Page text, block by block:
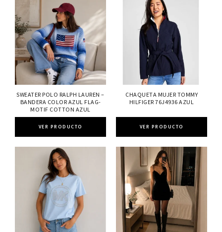
SWEATER POLO RALPH LAUREN –
BANDERA COLOR AZUL FLAG-
MOTIF COTTON AZUL
VER PRODUCTO
CHAQUETA MUJER TOMMY
HILFIGER 76J4936 AZUL
VER PRODUCTO